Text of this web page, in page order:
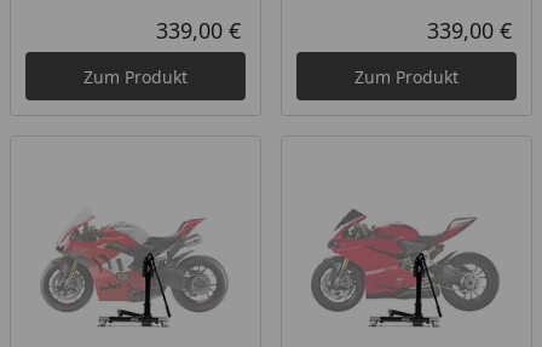
Aktueller Preis
339,00 €
Zum Produkt
339,00 €
Zum Produkt